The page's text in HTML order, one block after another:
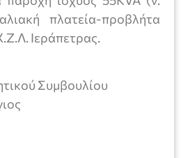
πλατεία-προβλήτα
Ιεράπετρας.
Συμβουλίου